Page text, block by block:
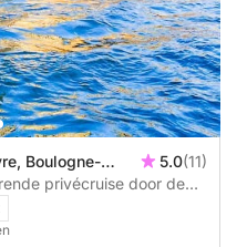
Boulogne-
5.0(11)
privécruise door de